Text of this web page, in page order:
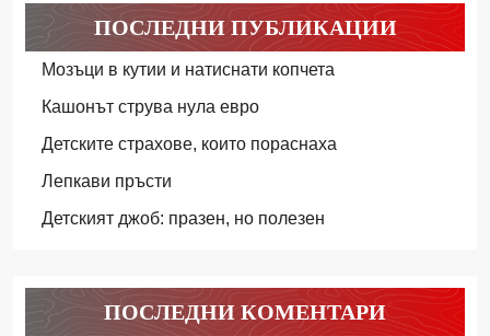
ПОСЛЕДНИ ПУБЛИКАЦИИ
Мозъци в кутии и натиснати копчета
Кашонът струва нула евро
Детските страхове, които пораснаха
Лепкави пръсти
Детският джоб: празен, но полезен
ПОСЛЕДНИ КОМЕНТАРИ